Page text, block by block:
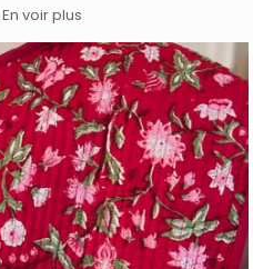
voir plus